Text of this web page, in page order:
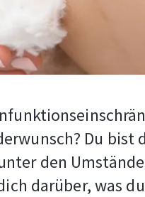
Du bist
den
darüber, was